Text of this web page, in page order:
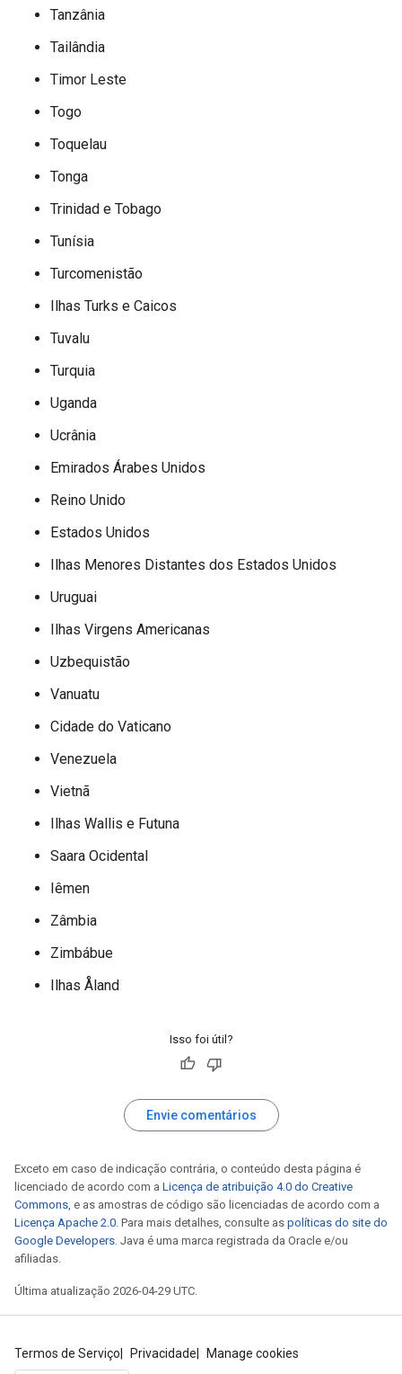
Tanzânia
Tailândia
Timor Leste
Togo
Toquelau
Tonga
Trinidad e Tobago
Tunísia
Turcomenistão
Ilhas Turks e Caicos
Tuvalu
Turquia
Uganda
Ucrânia
Emirados Árabes Unidos
Reino Unido
Estados Unidos
Ilhas Menores Distantes dos Estados Unidos
Uruguai
Ilhas Virgens Americanas
Uzbequistão
Vanuatu
Cidade do Vaticano
Venezuela
Vietnã
Ilhas Wallis e Futuna
Saara Ocidental
Iêmen
Zâmbia
Zimbábue
Ilhas Åland
Isso foi útil?
Envie comentários
Exceto em caso de indicação contrária, o conteúdo desta página é
licenciado de acordo com a Licença de atribuição 4.0 do Creative
Commons, e as amostras de código são licenciadas de acordo com a
Licença Apache 2.0. Para mais detalhes, consulte as políticas do site do
Google Developers. Java é uma marca registrada da Oracle e/ou
afiliadas.
Última atualização 2026-04-29 UTC.
Termos de Serviço Privacidade Manage cookies